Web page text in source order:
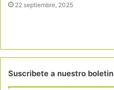
22 septiembre, 2025
Suscribete a nuestro boletin